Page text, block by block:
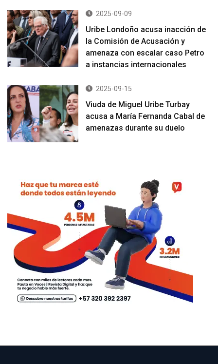
2025-09-09
Uribe Londoño acusa inacción de
la Comisión de Acusación y
amenaza con escalar caso Petro
a instancias internacionales
2025-09-15
Viuda de Miguel Uribe Turbay
acusa a María Fernanda Cabal de
amenazas durante su duelo